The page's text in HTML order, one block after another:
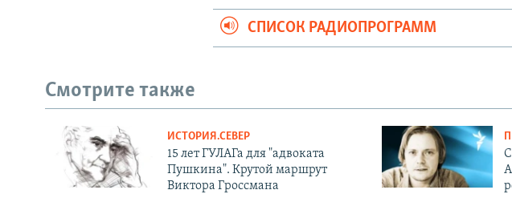
СПИСОК РАДИОПРОГРАММ
Смотрите также
ИСТОРИЯ.СЕВЕР
15 лет ГУЛАГа для "адвоката
Пушкина". Крутой маршрут
Виктора Гроссмана